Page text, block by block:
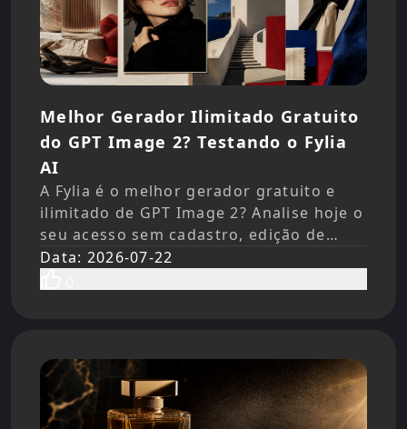
Melhor Gerador Ilimitado Gratuito
do GPT Image 2? Testando o Fylia
AI
A Fylia é o melhor gerador gratuito e
ilimitado de GPT Image 2? Analise hoje o
seu acesso sem cadastro, edição de
imagens, testes de criadores, limites,
Data: 2026-07-22